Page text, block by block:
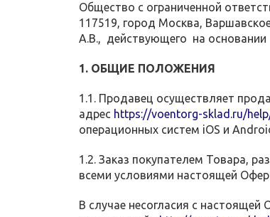
Общество с ограниченной
117519, город Москва,
А.В., действующего на основании
1. ОБЩИЕ ПОЛОЖЕНИЯ
1.1. Продавец осуществляет
адрес https://voentorg-sklad.ru/
операционных систем iOS и
1.2. Заказ покупателем Товара,
всеми условиями настоящей
В случае несогласия с